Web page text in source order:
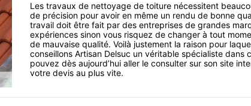
Les travaux de nettoyage de toiture nécessitent
de précision pour avoir en même un rendu de bonne
travail doit être fait par des entreprises de grandes
expériences sinon vous risquez de changer à tout
de mauvaise qualité. Voilà justement la raison pour
conseillons Artisan Delsuc un véritable spécialiste dans
pouvez dès aujourd’hui aller le consulter sur son site
votre devis au plus vite.